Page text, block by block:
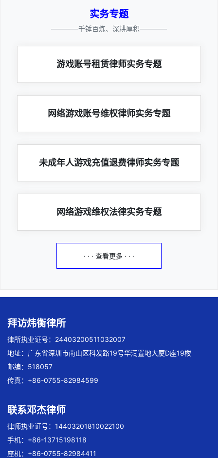
实务专题
————千锤百炼、深耕厚积————
游戏账号租赁律师实务专题
网络游戏账号维权律师实务专题
未成年人游戏充值退费律师实务专题
网络游戏维权法律实务专题
· · · 查看更多 · · ·
拜访炜衡律所
律所执业证号：24403200511032007
地址：广东省深圳市南山区科发路19号华润置地大厦D座19楼
邮编：518057
传真：+86-0755-82984599
联系邓杰律师
律师执业证号：14403201810022100
手机：+86-13715198118
座机：+86-0755-82984411